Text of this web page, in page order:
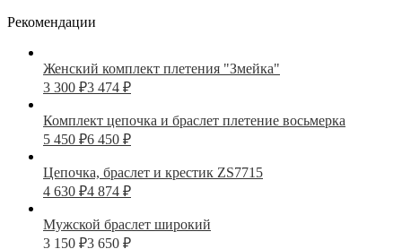
Рекомендации
Женский комплект плетения "Змейка"
3 300 ₽3 474 ₽
Комплект цепочка и браслет плетение восьмерка
5 450 ₽6 450 ₽
Цепочка, браслет и крестик ZS7715
4 630 ₽4 874 ₽
Мужской браслет широкий
3 150 ₽3 650 ₽